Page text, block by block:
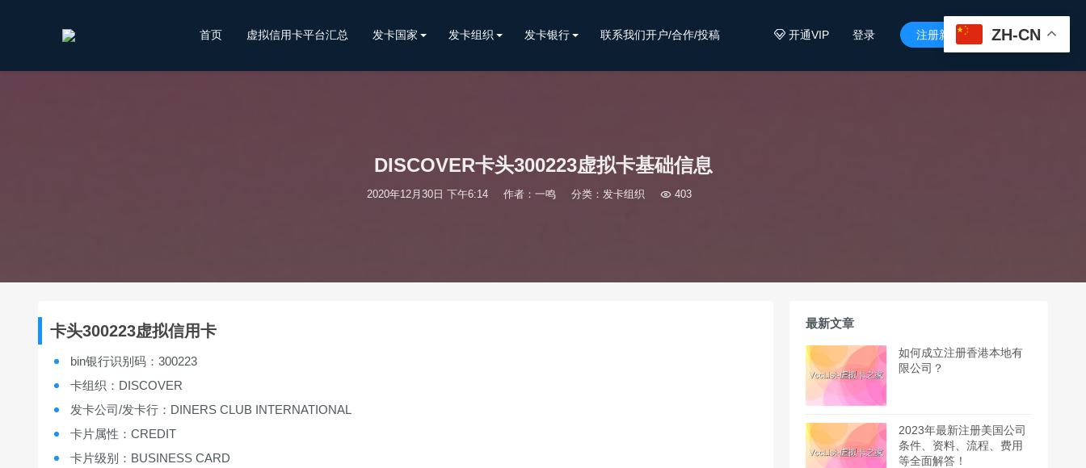
开通VIP 登录 注册新用户 
首页 虚拟信用卡平台汇总 发卡国家 发卡组织 发卡银行 联系我们开户/合作/投稿
DISCOVER卡头300223虚拟卡基础信息
2020年12月30日 下午6:14 作者：一鸣 分类： 发卡组织  403
卡头300223虚拟信用卡
bin银行识别码：300223
卡组织：DISCOVER
发卡公司/发卡行：DINERS CLUB INTERNATIONAL
卡片属性：CREDIT
卡片级别：BUSINESS CARD
最新文章
如何成立注册香港本地有
限公司？
2023年最新注册美国公司
条件、资料、流程、费用
等全面解答！
ZH-CN